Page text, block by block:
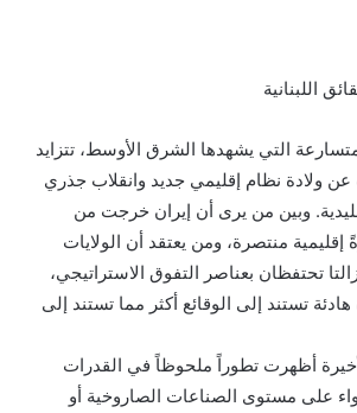
اللبنانية
التي يشهدها الشرق الأوسط، تتزايد
عن ولادة نظام إقليمي جديد وانقلاب جذري
وبين من يرى أن إيران خرجت من
إقليمية منتصرة، ومن يعتقد أن الولايات
تحتفظان بعناصر التفوق الاستراتيجي،
تستند إلى الوقائع أكثر مما تستند إلى
أظهرت تطوراً ملحوظاً في القدرات
على مستوى الصناعات الصاروخية أو